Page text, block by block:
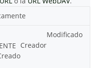
Modificado
Creador